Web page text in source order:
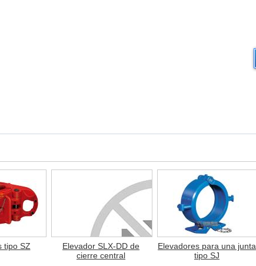
tipo SZ
Elevador SLX-DD de
cierre central
Elevadores para una junta
tipo SJ